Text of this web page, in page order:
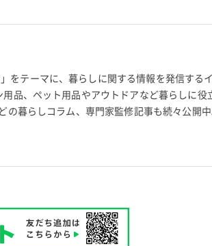
をテーマに、暮らしに関する情報を発信する
品、ペット用品やアウトドアなど暮らしに役
暮らしコラム、専門家監修記事も続々公開中